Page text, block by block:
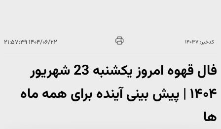
کدخبر: ۱۴۰۳۷ ۱۴۰۴/۰۶/۲۲ ۲۱:۵۷:۳۹
فال قهوه امروز یکشنبه 23 شهریور
۱۴۰۴ | پیش بینی آینده برای همه ماه
ها